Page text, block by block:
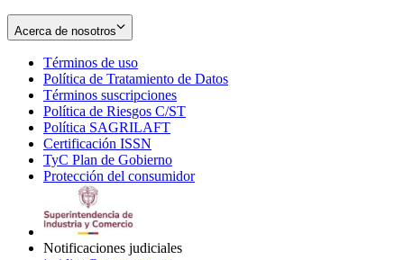
Acerca de nosotros
Términos de uso
in
new
window
Política de Tratamiento de Datos
Términos suscripciones
in
Política de Riesgos C/ST
Política SAGRILAFT
new
window
Certificación ISSN
in
new
TyC Plan de Gobierno
in
Protección del consumidorOpens
Notificaciones judiciales